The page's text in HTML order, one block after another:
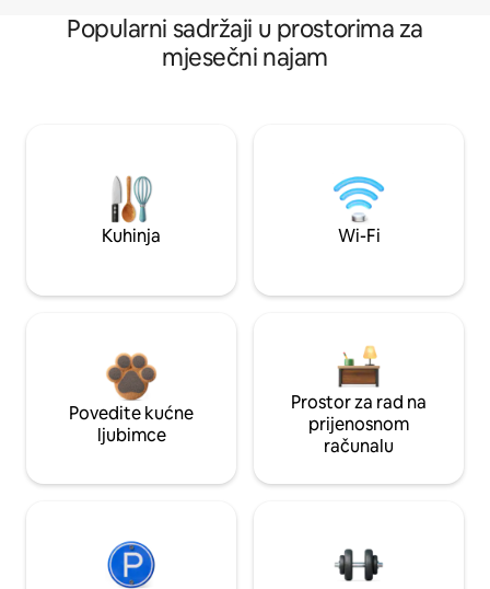
Popularni sadržaji u prostorima za
mjesečni najam
Kuhinja Wi-Fi
Povedite kućne
ljubimce
Prostor za rad na
prijenosnom
računalu